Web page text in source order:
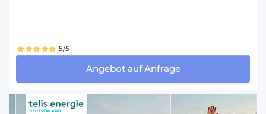
5/5
Angebot auf Anfrage